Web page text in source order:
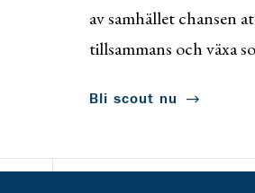
av samhället chansen
tillsammans och växa
Bli scout nu